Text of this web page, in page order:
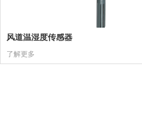
风道温湿度传感器
了解更多